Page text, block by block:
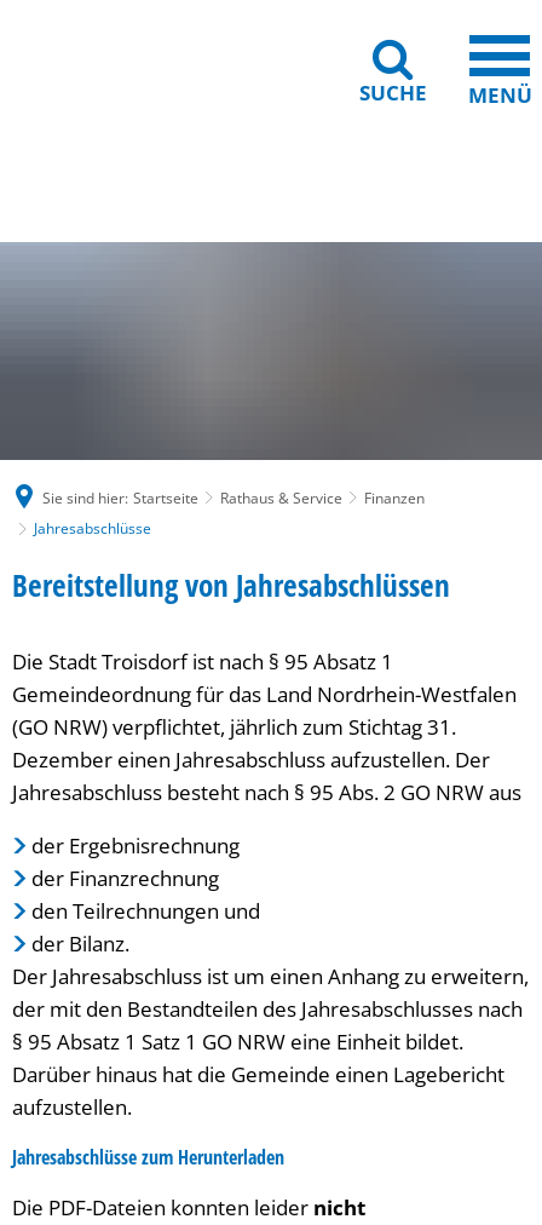
SUCHE MENÜ
Sie sind hier: Startseite Rathaus & Service
Finanzen
Jahresabschlüsse
Jahresabschlüsse
Bereitstellung von Jahresabschlüssen
Die Stadt Troisdorf ist nach § 95 Absatz 1
Gemeindeordnung für das Land Nordrhein-Westfalen
(GO NRW) verpflichtet, jährlich zum Stichtag 31.
Dezember einen Jahresabschluss aufzustellen. Der
Jahresabschluss besteht nach § 95 Abs. 2 GO NRW aus
der Ergebnisrechnung
der Finanzrechnung
den Teilrechnungen und
der Bilanz.
Der Jahresabschluss ist um einen Anhang zu erweitern,
der mit den Bestandteilen des Jahresabschlusses nach
§ 95 Absatz 1 Satz 1 GO NRW eine Einheit bildet.
Darüber hinaus hat die Gemeinde einen Lagebericht
aufzustellen.
Jahresabschlüsse zum Herunterladen
Die PDF-Dateien konnten leider nicht